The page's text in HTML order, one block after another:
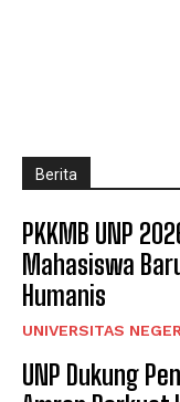
Berita
PKKMB UNP
Mahasiswa
Humanis
UNIVERSITAS
UNP Dukung